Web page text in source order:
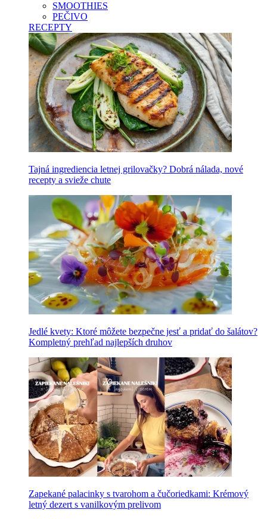
SMOOTHIES
PEČIVO
RECEPTY
Tajná ingrediencia letnej grilovačky? Dobrá nálada, nové
recepty a svieže chute
Jedlé kvety: Ktoré môžete bezpečne jesť a pridať do šalátov?
Kompletný prehľad najlepších druhov
Zapekané palacinky s tvarohom a čučoriedkami: Krémový
letný dezert s vanilkovým prelivom